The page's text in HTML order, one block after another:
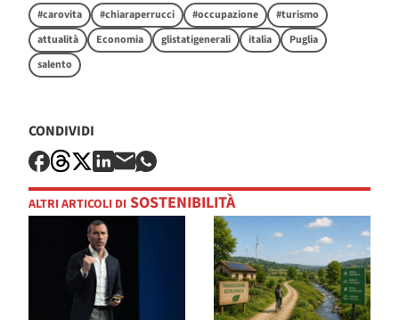
#carovita #chiaraperrucci #occupazione
#turismo
attualità
Economia glistatigenerali italia
Puglia
salento
CONDIVIDI
ALTRI ARTICOLI DI SOSTENIBILITÀ